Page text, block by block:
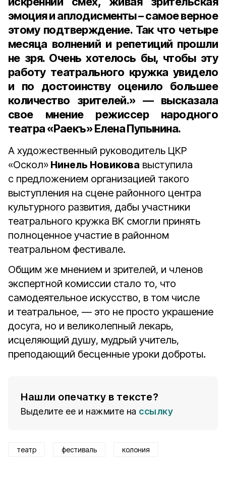
эмоция и аплодисменты – самое верное
этому подтверждение. Так что четыре
месяца волнений и репетиций прошли
не зря. Очень хотелось бы, чтобы эту
работу театрального кружка увидело
и по достоинству оценило большее
количество зрителей.» — высказала
свое мнение режиссер народного
театра «Раекъ»Елена Пупынина.
А художественный руководитель ЦКР
«Оскол» Нинель Новикова выступила
с предложением организацией такого
выступления на сцене районного центра
культурного развития, дабы участники
театрального кружка ВК смогли принять
полноценное участие в районном
театральном фестивале.
Общим же мнением и зрителей, и членов
экспертной комиссии стало то, что
самодеятельное искусство, в том числе
и театральное, — это не просто украшение
досуга, но и великолепный лекарь,
исцеляющий душу, мудрый учитель,
преподающий бесценные уроки доброты.
Нашли опечатку в тексте?
Выделите ее и нажмите на ссылку
театр фестиваль колония